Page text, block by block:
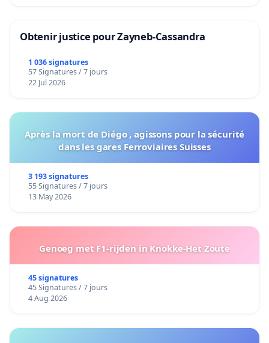
Obtenir justice pour Zayneb-Cassandra
1 036 signatures
57 Signatures / 7 jours
22 Jul 2026
Après la mort de Diégo , agissons pour la sécurité
dans les gares Ferroviaires Suisses
3 193 signatures
55 Signatures / 7 jours
13 May 2026
Genoeg met F1-rijden in Knokke-Het Zoute
45 signatures
45 Signatures / 7 jours
4 Aug 2026